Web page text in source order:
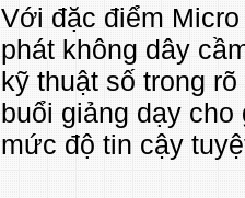
Với đặc điểm
phát không dây
kỹ thuật số trong
buổi giảng dạy
mức độ tin cậy